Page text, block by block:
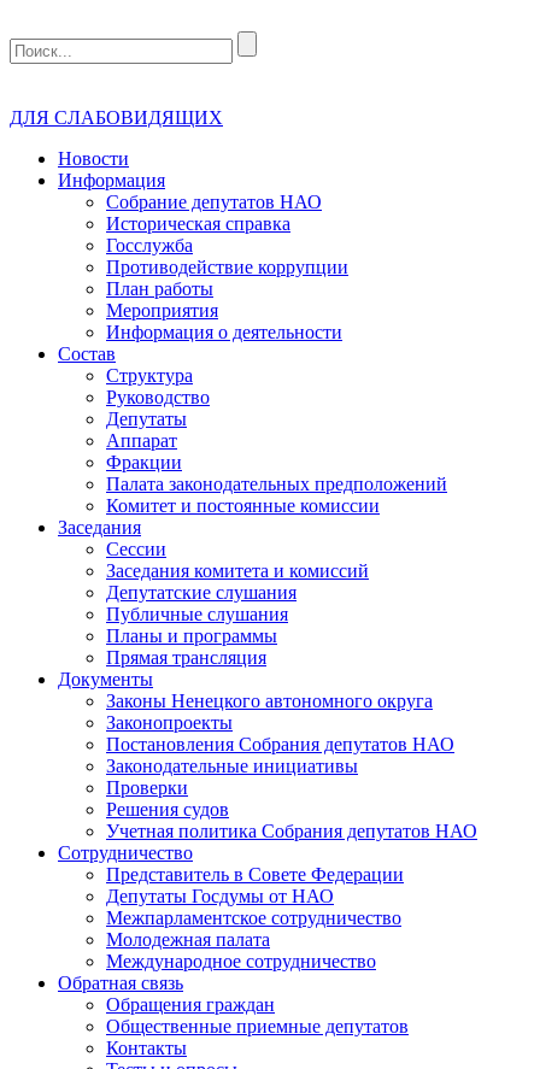
ДЛЯ СЛАБОВИДЯЩИХ
Новости
Информация
Собрание депутатов НАО
Историческая справка
Госслужба
Противодействие коррупции
План работы
Мероприятия
Информация о деятельности
Состав
Структура
Руководство
Депутаты
Аппарат
Фракции
Палата законодательных предположений
Комитет и постоянные комиссии
Заседания
Сессии
Заседания комитета и комиссий
Депутатские слушания
Публичные слушания
Планы и программы
Прямая трансляция
Документы
Законы Ненецкого автономного округа
Законопроекты
Постановления Собрания депутатов НАО
Законодательные инициативы
Проверки
Решения судов
Учетная политика Собрания депутатов НАО
Сотрудничество
Представитель в Совете Федерации
Депутаты Госдумы от НАО
Межпарламентское сотрудничество
Молодежная палата
Международное сотрудничество
Обратная cвязь
Обращения граждан
Общественные приемные депутатов
Контакты